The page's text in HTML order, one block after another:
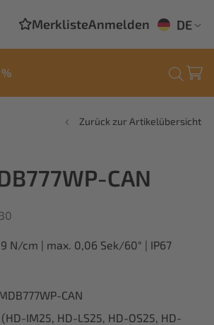
MerklisteAnmelden DE
Zurück zur Artikelübersicht
CAN
N/cm | max. 0,06 Sek/60° | IP67
CAN
IM25, HD-LS25, HD-OS25, HD-